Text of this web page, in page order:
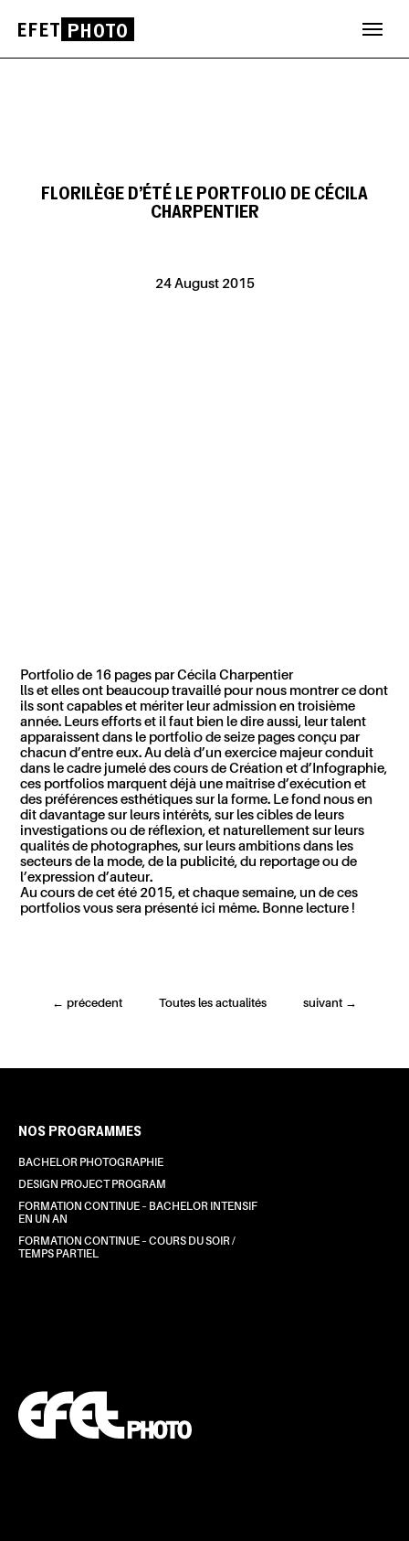
FLORILÈGE D’ÉTÉ LE PORTFOLIO DE CÉCILA
CHARPENTIER
24 August 2015
Portfolio de 16 pages par Cécila Charpentier
lls et elles ont beaucoup travaillé pour nous montrer ce dont
ils sont capables et mériter leur admission en troisième
année. Leurs efforts et il faut bien le dire aussi, leur talent
apparaissent dans le portfolio de seize pages conçu par
chacun d’entre eux. Au delà d’un exercice majeur conduit
dans le cadre jumelé des cours de Création et d’Infographie,
ces portfolios marquent déjà une maîtrise d’exécution et
des préférences esthétiques sur la forme. Le fond nous en
dit davantage sur leurs intérêts, sur les cibles de leurs
investigations ou de réflexion, et naturellement sur leurs
qualités de photographes, sur leurs ambitions dans les
secteurs de la mode, de la publicité, du reportage ou de
l’expression d’auteur.
Au cours de cet été 2015, et chaque semaine, un de ces
portfolios vous sera présenté ici même. Bonne lecture !
← précedent Toutes les actualités suivant →
NOS PROGRAMMES
BACHELOR PHOTOGRAPHIE
DESIGN PROJECT PROGRAM
FORMATION CONTINUE – BACHELOR INTENSIF
EN UN AN
FORMATION CONTINUE – COURS DU SOIR /
TEMPS PARTIEL
EFET PHOTO